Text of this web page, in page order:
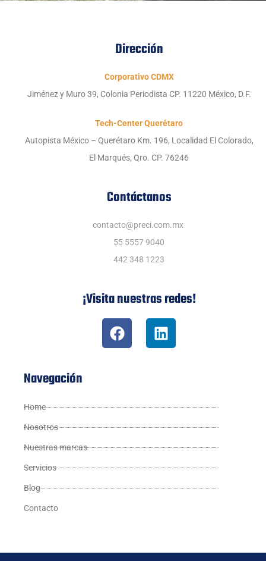
Dirección
Corporativo CDMX
Jiménez y Muro 39, Colonia Periodista CP. 11220 México, D.F.
Tech-Center Querétaro
Autopista México – Querétaro Km. 196, Localidad El Colorado,
El Marqués, Qro. CP. 76246
Contáctanos
contacto@preci.com.mx
55 5557 9040
442 348 1223
¡Visita nuestras redes!
Navegación
Home
Nosotros
Nuestras marcas
Servicios
Blog
Contacto